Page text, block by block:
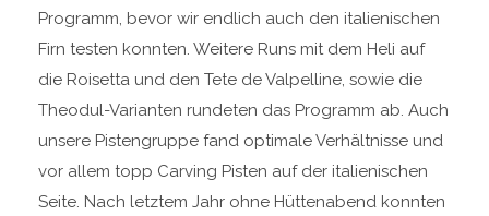
Programm, bevor wir endlich auch den italienischen
Firn testen konnten. Weitere Runs mit dem Heli auf
die Roisetta und den Tete de Valpelline, sowie die
Theodul-Varianten rundeten das Programm ab. Auch
unsere Pistengruppe fand optimale Verhältnisse und
vor allem topp Carving Pisten auf der italienischen
Seite. Nach letztem Jahr ohne Hüttenabend konnten